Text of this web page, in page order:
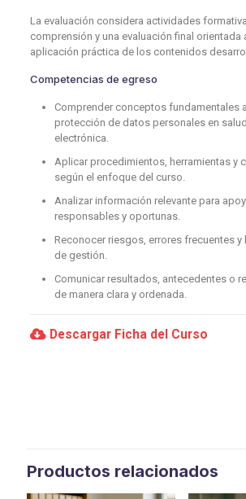
La evaluación considera actividades
comprensión y una evaluación final orientada
aplicación práctica de los contenidos
Competencias de egreso
Comprender conceptos fundamentales
protección de datos personales en
electrónica.
Aplicar procedimientos, herramientas y
según el enfoque del curso.
Analizar información relevante para
responsables y oportunas.
Reconocer riesgos, errores frecuentes
de gestión.
Comunicar resultados, antecedentes o
de manera clara y ordenada.
Descargar Ficha del Curso
Productos relacionados